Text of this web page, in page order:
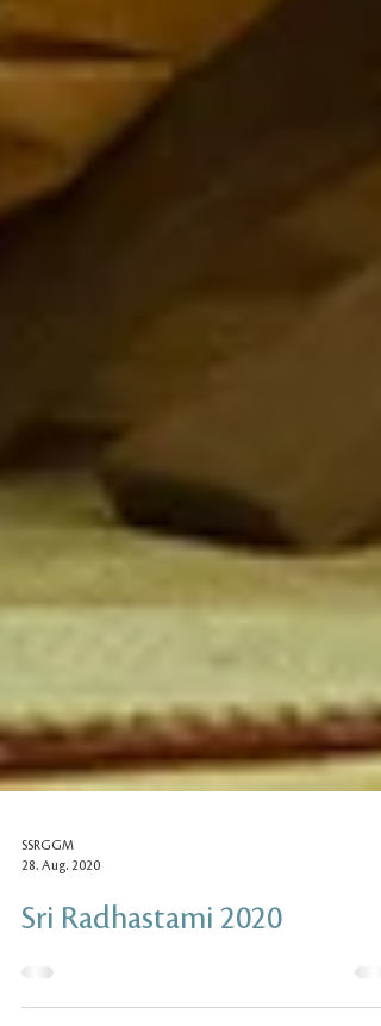
SSRGGM
28. Aug. 2020
Sri Radhastami 2020